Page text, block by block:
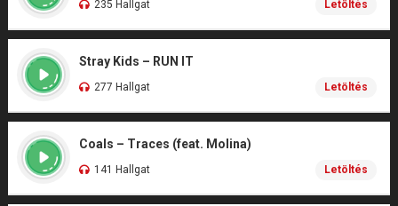
235 Hallgat Letöltés
Stray Kids – RUN IT
277 Hallgat Letöltés
Coals – Traces (feat. Molina)
141 Hallgat Letöltés